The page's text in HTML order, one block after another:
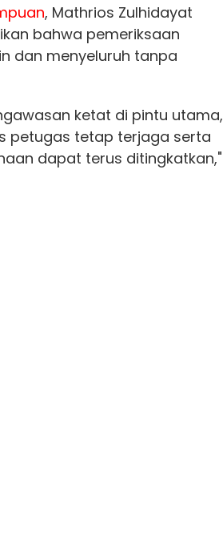
, Mathrios Zulhidayat
bahwa pemeriksaan
dan menyeluruh tanpa
ketat di pintu utama,
petugas tetap terjaga serta
dapat terus ditingkatkan,"